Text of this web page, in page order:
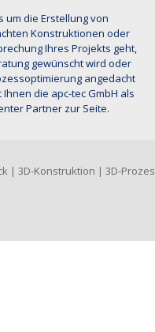
um die Erstellung von
Konstruktionen oder
Ihres Projekts geht,
gewünscht wird oder
angedacht
Ihnen die apc-tec GmbH als
Partner zur Seite.
| 3D-Konstruktion | 3D-